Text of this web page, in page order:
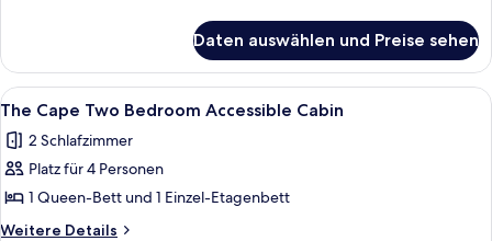
anzeigen
Cape
Two
Bedroom
Daten auswählen und Preise sehen
Alle
Fotos
für
The
Cape
Two
Ein Schlafzimmer mit einem Bett,
6
The Cape Two Bedroom Accessible Cabin
2 Schlafzimmer
Platz für 4 Personen
1 Queen-Bett und 1 Einzel-Etagenbett
Weitere Details
Weitere